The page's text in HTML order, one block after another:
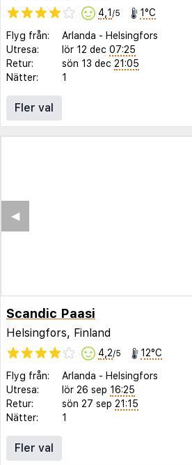
4,1 /5 1°C
Flyg från: Arlanda - Helsingfors
Utresa:
lör 12 dec 07:25
Retur:
sön 13 dec 21:05
Nätter:
1
Fler val
◀︎
Scandic Paasi
Helsingfors, Finland
4,2/5 12°C
Flyg från: Arlanda - Helsingfors
Utresa:
lör 26 sep 16:25
Retur:
sön 27 sep 21:15
Nätter:
1
Fler val